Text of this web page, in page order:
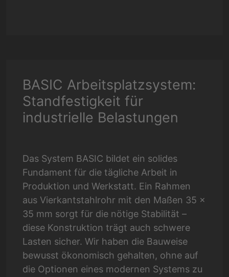
BASIC Arbeitsplatzsystem:
Standfestigkeit für
industrielle Belastungen
Das System BASIC bildet ein solides
Fundament für die tägliche Arbeit in
Produktion und Werkstatt. Ein Rahmen
aus Vierkantstahlrohr mit den Maßen 35 x
35 mm sorgt für die nötige Stabilität –
diese Konstruktion trägt auch schwere
Lasten sicher. Wir haben die Bauweise
bewusst ökonomisch gehalten, ohne auf
die Optionen eines modernen Systems zu